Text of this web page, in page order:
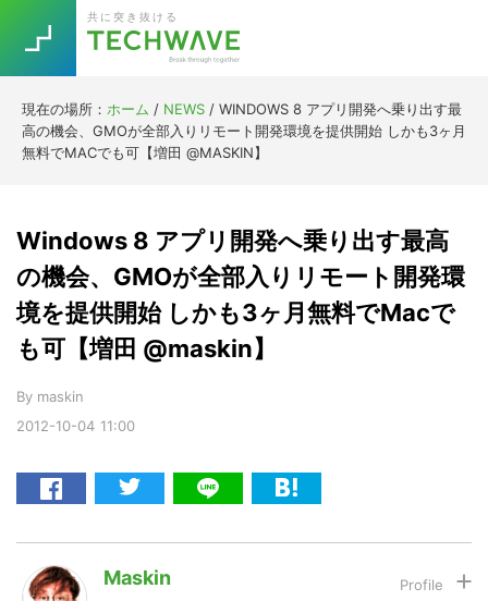
primary
navigation
main
content
primary
sidebar
footer
共に突き抜ける
現在の場所： ホーム / NEWS / WINDOWS 8 アプリ開発へ乗り出す最
高の機会、GMOが全部入りリモート開発環境を提供開始 しかも3ヶ月
無料でMACでも可【増田 @MASKIN】
2012-10-04 11:00
Windows 8 アプリ開発へ乗り出す最高
の機会、GMOが全部入りリモート開発環
境を提供開始 しかも3ヶ月無料でMacで
も可【増田 @maskin】
By maskin
Maskin
SEARCH
こ
の
サ
を
索
す
る
TOPICS
RE:LIFE
AI
暗号資産
[Startup]
[Voice Edition]
[YouTube]
LINE
Trend
Keywords
今話題の注目キーワード
5G Asana テレワーク
ニューノーマル